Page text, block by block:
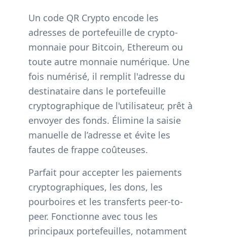
Un code QR Crypto encode les
adresses de portefeuille de crypto-
monnaie pour Bitcoin, Ethereum ou
toute autre monnaie numérique. Une
fois numérisé, il remplit l'adresse du
destinataire dans le portefeuille
cryptographique de l'utilisateur, prêt à
envoyer des fonds. Élimine la saisie
manuelle de l’adresse et évite les
fautes de frappe coûteuses.
Parfait pour accepter les paiements
cryptographiques, les dons, les
pourboires et les transferts peer-to-
peer. Fonctionne avec tous les
principaux portefeuilles, notamment